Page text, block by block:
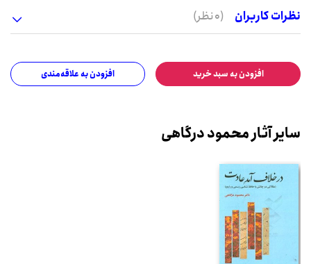
نظرات کاربران (0 نظر)
افزودن به سبد خرید افزودن به علاقه‌مندی
سایر آثار محمود درگاهی